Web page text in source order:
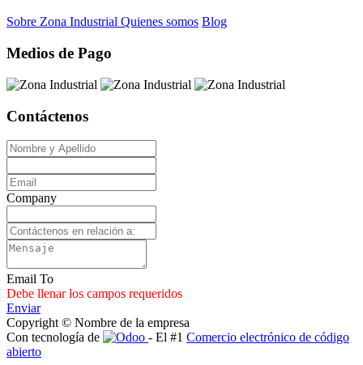
Sobre Zona Industrial Quienes somos Blog
Medios de Pago
Contáctenos
Company
Email To
Debe llenar los campos requeridos
Enviar
Copyright © Nombre de la empresa
Con tecnología de
- El #1 Comercio electrónico de código
abierto